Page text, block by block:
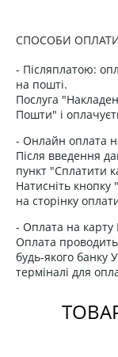
СПОСОБИ
- Післяплатою:
на пошті.
Послуга
Пошти" і
- Онлайн оплата
Після введення
пункт "Сплатити
Натисніть
на сторінку
- Оплата на карту
Оплата
будь-якого банку
терміналі для